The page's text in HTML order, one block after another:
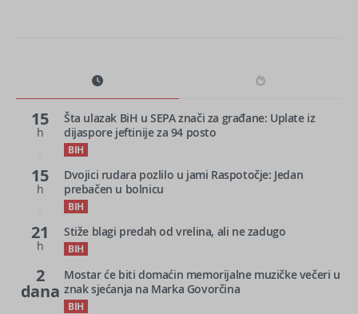
15
h
Šta ulazak BiH u SEPA znači za građane: Uplate iz
dijaspore jeftinije za 94 posto
BIH
15
h
Dvojici rudara pozlilo u jami Raspotočje: Jedan
prebačen u bolnicu
BIH
21
h
Stiže blagi predah od vrelina, ali ne zadugo
BIH
2
dana
Mostar će biti domaćin memorijalne muzičke večeri u
znak sjećanja na Marka Govorčina
BIH